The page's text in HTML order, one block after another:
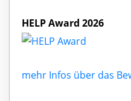
HELP Award 2026
mehr Infos über das